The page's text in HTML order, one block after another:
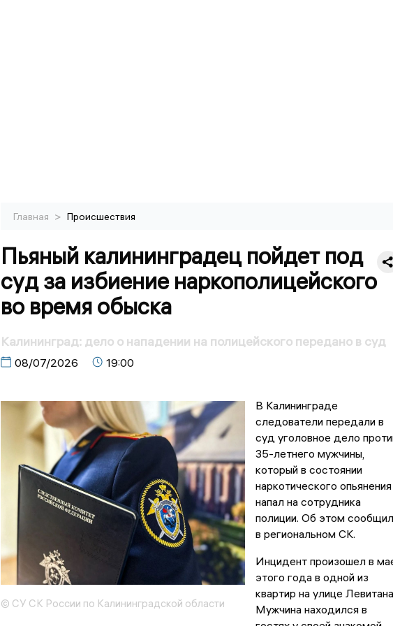
Главная > Происшествия
Пьяный калининградец пойдет под
суд за избиение наркополицейского
во время обыска
Калининград: дело о нападении на полицейского передано в суд
08/07/2026 19:00
© СУ СК России по Калининградской области
В Калининграде
следователи передали в
суд уголовное дело
35-летнего мужчины,
который в состоянии
наркотического опьянения
напал на сотрудника
полиции. Об этом
в региональном СК.
Инцидент произошел в
этого года в одной из
квартир на улице
Мужчина находился в